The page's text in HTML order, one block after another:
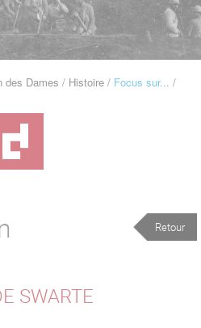
des Dames Histoire
Focus sur...
Retour
SWARTE